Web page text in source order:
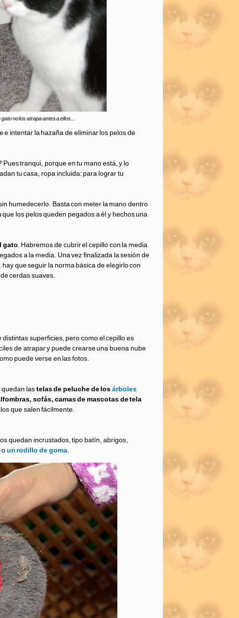
no los atrapa antes a ellos...
e intentar la hazaña de eliminar los pelos de
Pues tranqui, porque en tu mano está, y lo
tu casa, ropa incluida: para lograr tu
humedecerlo. Basta con meter la mano dentro
los pelos queden pegados a él y hechos una
gato . Habremos de cubrir el cepillo con la media
a la media. Una vez finalizada la sesión de
que seguir la norma básica de elegirlo con
cerdas suaves.
superficies, pero como el cepillo es
de atrapar y puede crearse una buena nube
puede verse en las fotos.
quedan lastelas de peluche de losárboles
sofás, camas de mascotas de tela
que salen fácilmente.
quedan incrustados, tipo batín, abrigos,
oun rodillo de goma.